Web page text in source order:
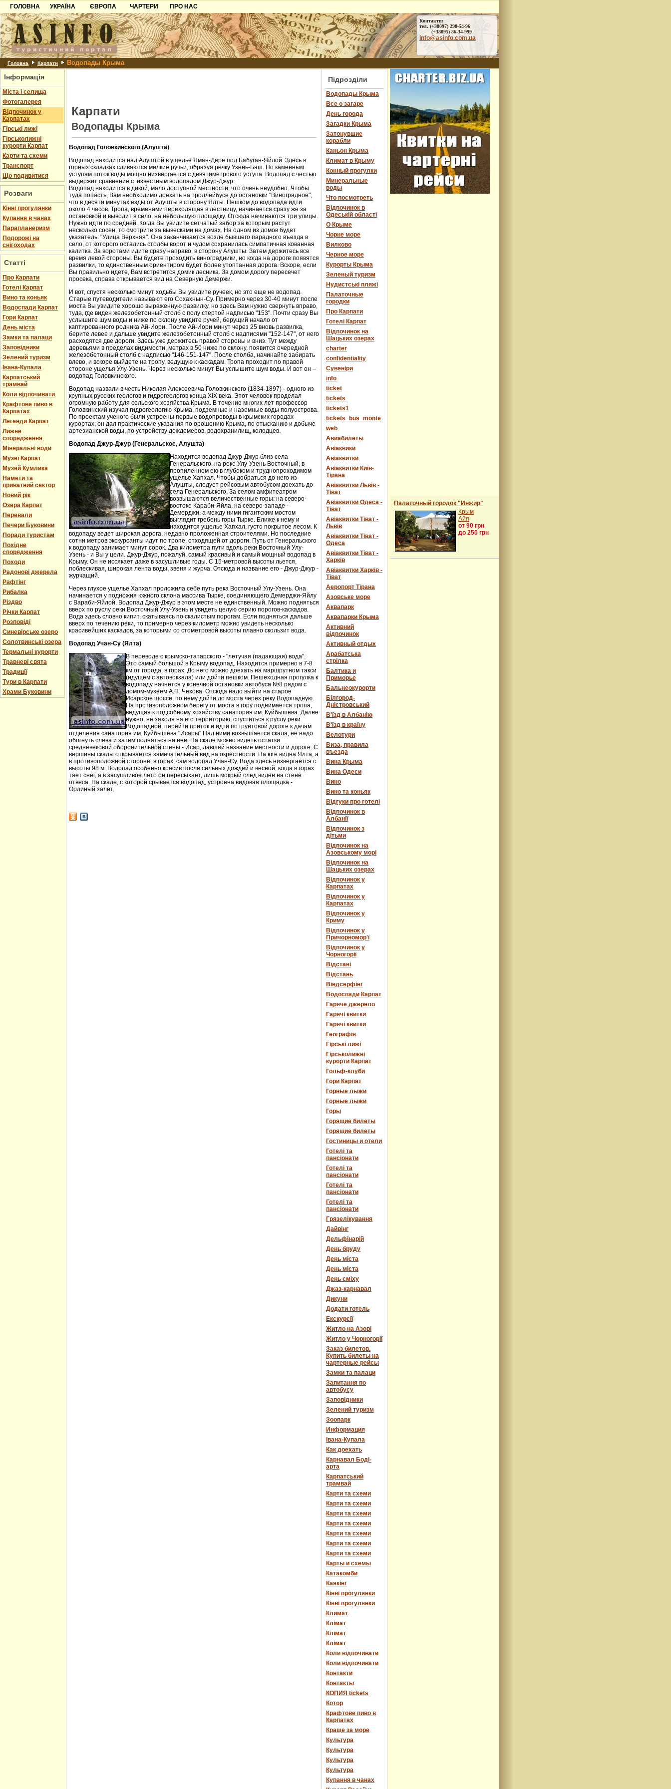
ГОЛОВНА
УКРАЇНА
Карпати
Азов
Причорноморря
Шацьк
ЄВРОПА
Чорногорія
Хорватія
Болгарія
Албанія
ЧАРТЕРИ
ПРО НАС
Контакти
Партнерам
Додати готель
Контакти:
тел. (+38097) 298-54-96
(+38095) 86-34-999
info@asinfo.com.ua
Головна Карпати Водопады Крыма
Інформація
Міста і селища
Фотогалерея
Відпочинок у
Карпатах
Гірські лижі
Гірськолижні
курорти Карпат
Карти та схеми
Транспорт
Що подивитися
Розваги
Кінні прогулянки
Купання в чанах
Парапланеризм
Подорожі на
снігоходах
Статті
Про Карпати
Готелі Карпат
Вино та коньяк
Водоспади Карпат
Гори Карпат
День міста
Замки та палаци
Заповідники
Зелений туризм
Івана-Купала
Карпатський
трамвай
Коли відпочивати
Крафтове пиво в
Карпатах
Легенди Карпат
Лижне
спорядження
Мінеральні води
Музеї Карпат
Музей Кумлика
Намети та
приватний сектор
Новий рік
Озера Карпат
Перевали
Печери Буковини
Поради туристам
Похідне
спорядження
Походи
Радонові джерела
Рафтінг
Рибалка
Різдво
Річки Карпат
Розповіді
Синевірське озеро
Солотвинські озера
Термальні курорти
Травневі свята
Традиції
Тури в Карпати
Храми Буковини
Карпати
Водопады Крыма
Водопад Головкинского (Алушта)
Водопад находится над Алуштой в ущелье Яман-Дере под Бабуган-Яйлой. Здесь в
горных складках сливаются мелкие ручьи, образуя речку Узень-Баш. По каменным
уступам поток воды мощно низвергается с девятиметрового уступа. Водопад с честью
выдержит сравнение с известным водопадом Джур-Джур.
Водопад находится в дикой, мало доступной местности, что очень неудобно. Чтобы
туда попасть, Вам необходимо доехать на троллейбусе до остановки "Виноградное",
что в десяти минутах езды от Алушты в сторону Ялты. Пешком до водопада идти
около 4 часов. Тропа, временами переходящая в лестницу, начинается сразу же за
остановкой и выводит в село, на небольшую площадку. Отсюда начинаются три улицы.
Нужно идти по средней. Когда Вы увидите сетчатый забор за которым растут
несколько сосен, то смотрите за вывесками на домах. На одном из домов будет
указатель: "Улица Верхняя". Она заканчивается возле бывшего парадного въезда в
село, от которого остались столбы ворот и чудом сохранилась симпатичная кованная
калитка. За воротами идите сразу направо, в сторону Алушты. Затем держитесь все
время левой стороны. Вы будете проходить виноградники, но когда на дороге появятся
развилки, то единственным ориентиром будет более утоптанная дорога. Вскоре, если
Вы правильно идете, Вам встретится домик лесника. За домом дорогу пересечет
просека, справа открывается вид на Северную Демержи.
И вот, спустя несколько минут ходьбы Вы увидите ручеек, но это еще не водопад.
Старые путеводители называют его Сохахнын-Су. Примерно через 30-40 минут после
моста Вы увидите хорошо выраженную развилку, но здесь Вам нужно свернуть вправо,
туда, где виден железобетонный столб с полу стертой надписью "153". Почти сразу Вы
услышите шум воды и ниже по склону увидите ручей, берущий начало от
каптированного родника Ай-Иори. После Ай-Иори минут через 25 вновь развилка,
берите левее и дальше увидите железобетонный столб с надписями "152-147", от него
расходятся две дороги. Здесь уже держитесь правой стороны и вниз. Тут между
деревьями в пределах видимости, метрах в 50 ниже по склону, появится очередной
железобетонный столб с надписью "146-151-147". После столба, начинайте забирать
влево, и вскоре выйдете на тропу, ведущую к каскадам. Тропа проходит по правой
стороне ущелья Улу-Узень. Через несколько минут Вы услышите шум воды. И вот он –
водопад Головкинского.
Водопад назвали в честь Николая Алексеевича Головкинского (1834-1897) - одного из
крупных русских геологов и гидрогеологов конца XIX века. Этот человек проделал
огромную работу для сельского хозяйства Крыма. В течение многих лет профессор
Головкинский изучал гидрогеологию Крыма, подземные и наземные воды полуострова.
По проектам ученого были устроены первые водопроводы в крымских городах-
курортах, он дал практические указания по орошению Крыма, по отысканию и добыче
артезианской воды, по устройству дождемеров, водохранилищ, колодцев.
Водопад Джур-Джур (Генеральское, Алушта)
Находится водопад Джур-Джур близ села
Генеральского, на реке Улу-Узень Восточный, в
пропиленном ею в глубоком и труднопроходимом
ущелье Хапхал. Чтобы добраться до него из
Алушты, следует рейсовым автобусом доехать до
села Генеральского. За селом амфитеатром
возвышаются величественные горы: на северо-
востоке Караби-Яйла, на северо-западе -
Демерджи, а между ними гигантским мостом
выглядит гребень горы Тырке. Ближе к нему и
находится ущелье Хапхал, густо покрытое лесом. К
водопаду ведет широкая дорога, недавно проложенная строителями. Но последние
сотни метров экскурсанты идут по тропе, отходящей от дороги. Путь от Генеральского
к водопаду занимает минут сорок. Два километра пути вдоль реки Восточный Улу-
Узень - и Вы у цели. Джур-Джур, пожалуй, самый красивый и самый мощный водопад в
Крыму. Он не иссякает даже в засушливые годы. С 15-метровой высоты льется,
поблескивая, широкая лента воды, звеня и журча. Отсюда и название его - Джур-Джур -
журчащий.
Через глухое ущелье Хапхал проложила себе путь река Восточный Улу-Узень. Она
начинается у подножия южного склона массива Тырке, соединяющего Демерджи-Яйлу
с Вараби-Яйлой. Водопад Джур-Джур в этом месте не единственный. Можно подняться
вверх по руслу реки Восточный Улу-Узень и увидеть целую серию порогов-каскадов.
Вода здесь словно кипит, скатываясь по скалистым порогам. Если подняться дальше
вверх по течению реки, то примерно через километр можно увидеть несколько
красивейших каскадов, за которыми со стометровой высоты плавно скользит вода.
Водопад Учан-Су (Ялта)
В переводе с крымско-татарского - "летучая (падающая) вода".
Это самый большой в Крыму водопад. Находится примерно в 7-8
км от города, в горах. До него можно доехать на маршрутном такси
(идущем с автовокзала) или дойти пешком. Пешеходная прогулка к
водопаду начнется у конечной остановки автобуса №8 рядом с
домом-музеем А.П. Чехова. Отсюда надо выйти на старое
Исарское шоссе, по нему дойти до моста через реку Водопадную.
На противоположном берегу от моста в гору поднимается тропа,
ведущая к подсобному хозяйству санатория им. Куйбышева. Далее
нужно, не заходя на его территорию, спуститься к руслу реки
Водопадной, перейти приток и идти по грунтовой дороге к дачам
отделения санатория им. Куйбышева "Исары" Над ними возвышается скала, ее надо
обогнуть слева и затем подняться на нее. На скале можно видеть остатки
средневековой оборонительной стены - Исар, давшей название местности и дороге. С
вершины скалы открывается замечательный вид на окрестности. На юге видна Ялта, а
в противоположной стороне, в горах, сам водопад Учан-Су. Вода здесь низвергается с
высоты 98 м. Водопад особенно красив после сильных дождей и весной, когда в горах
тает снег, а в засушливое лето он пересыхает, лишь мокрый след виден на стене
отвеса. На скале, с которой срывается водопад, устроена видовая площадка -
Орлиный залет.
Підрозділи
Водопады Крыма
Все о загаре
День города
Загадки Крыма
Затонувшие
корабли
Каньон Крыма
Климат в Крыму
Конный прогулки
Минеральные
воды
Что посмотреть
Відпочинок в
Одеській області
О Крыме
Чорне море
Вилково
Черное море
Курорты Крыма
Зеленый туризм
Нудистські пляжі
Палаточные
городки
Про Карпати
Готелі Карпат
Відпочинок на
Шацьких озерах
charter
confidentiality
Cувеніри
info
ticket
tickets
tickets1
tickets_bus_monte
web
Авиабилеты
Авіаквики
Авіаквитки
Авіаквитки Київ-
Тірана
Авіаквитки Львів -
Тіват
Авіаквитки Одеса -
Тіват
Авіаквитки Тіват -
Львів
Авіаквитки Тіват -
Одеса
Авіаквитки Тіват -
Харків
Авіаквитки Харків -
Тіват
Аеропорт Тірана
Азовське море
Аквапарк
Аквапарки Крыма
Активний
відпочинок
Активный отдых
Арабатська
стрілка
Балтика и
Приморье
Бальнеокурорти
Білгород-
Дністровський
В'їзд в Албанію
В'їзд в країну
Велотури
Виза, правила
въезда
Вина Крыма
Вина Одеси
Вино
Вино та коньяк
Відгуки про готелі
Відпочинок в
Албанії
Відпочинок з
дітьми
Відпочинок на
Азовському морі
Відпочинок на
Шацьких озерах
Відпочинок у
Карпатах
Відпочинок у
Карпатах
Відпочинок у
Криму
Відпочинок у
Причорномор'ї
Відпочинок у
Чорногорії
Відстані
Відстань
Віндсерфінг
Водоспади Карпат
Гаряче джерело
Гарячі квитки
Гарячі квитки
Географія
Гірські лижі
Гірськолижні
курорти Карпат
Гольф-клуби
Гори Карпат
Горные лыжи
Горные лыжи
Горы
Горящие билеты
Горящие билеты
Гостиницы и отели
Готелі та
пансіонати
Готелі та
пансіонати
Готелі та
пансіонати
Готелі та
пансіонати
Грязелікування
Дайвінг
Дельфінарій
День бруду
День міста
День міста
День сміху
Джаз-карнавал
Дикуни
Додати готель
Екскурсії
Житло на Азові
Житло у Чорногорії
Заказ билетов.
Купить билеты на
чартерные рейсы
Замки та палаци
Запитання по
автобусу
Заповідники
Зелений туризм
Зоопарк
Информация
Івана-Купала
Как доехать
Карнавал Боді-
арта
Карпатський
трамвай
Карти та схеми
Карти та схеми
Карти та схеми
Карти та схеми
Карти та схеми
Карти та схеми
Карти та схеми
Карты и схемы
Катакомби
Каякінг
Кінні прогулянки
Кінні прогулянки
Климат
Клімат
Клімат
Клімат
Коли відпочивати
Коли відпочивати
Контакти
Контакты
КОПИЯ tickets
Котор
Крафтове пиво в
Карпатах
Краще за море
Культура
Культура
Культура
Культура
Купання в чанах
Палаточный городок "Инжир"
Крым
Айя
от 90 грн
до 250 грн